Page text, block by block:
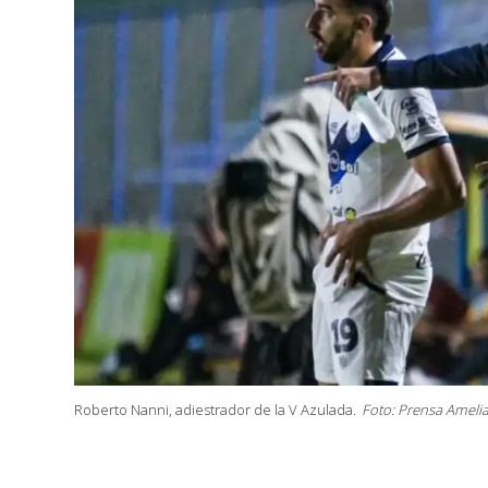
Roberto Nanni, adiestrador de la V Azulada. Foto: Prensa